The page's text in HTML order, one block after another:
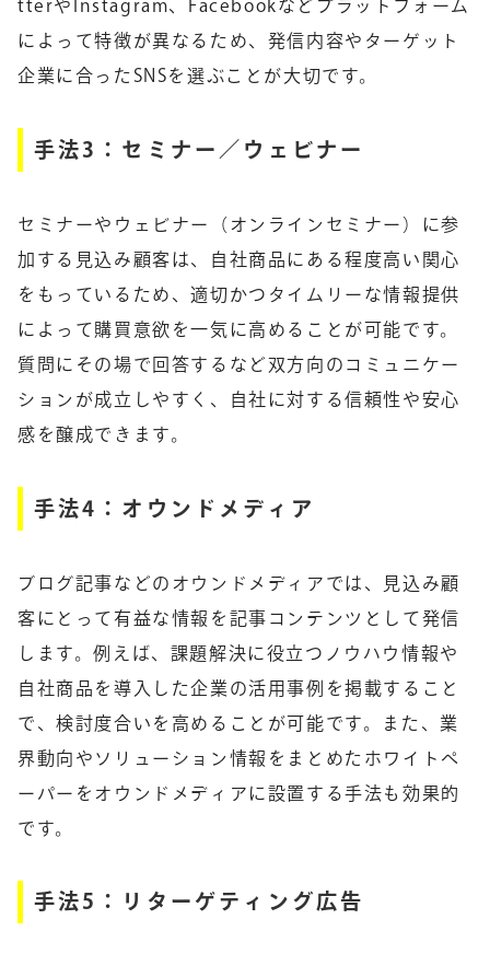
tterやInstagram、Facebookなどプラットフォーム
によって特徴が異なるため、発信内容やターゲット
企業に合ったSNSを選ぶことが大切です。
手法3：セミナー／ウェビナー
セミナーやウェビナー（オンラインセミナー）に参
加する見込み顧客は、自社商品にある程度高い関心
をもっているため、適切かつタイムリーな情報提供
によって購買意欲を一気に高めることが可能です。
質問にその場で回答するなど双方向のコミュニケー
ションが成立しやすく、自社に対する信頼性や安心
感を醸成できます。
手法4：オウンドメディア
ブログ記事などのオウンドメディアでは、見込み顧
客にとって有益な情報を記事コンテンツとして発信
します。例えば、課題解決に役立つノウハウ情報や
自社商品を導入した企業の活用事例を掲載すること
で、検討度合いを高めることが可能です。また、業
界動向やソリューション情報をまとめたホワイトペ
ーパーをオウンドメディアに設置する手法も効果的
です。
手法5：リターゲティング広告